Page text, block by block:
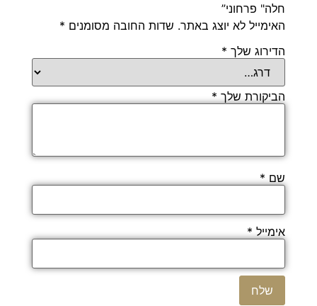
חלה" פרחוני”
האימייל לא יוצג באתר. שדות החובה מסומנים *
הדירוג שלך *
הביקורת שלך *
שם *
אימייל *